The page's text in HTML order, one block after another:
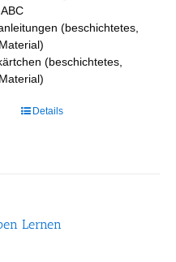
(beschichtetes,
(beschichtetes,
Details
Lernen